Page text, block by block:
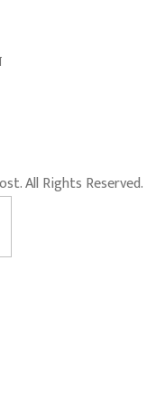
All Rights Reserved.